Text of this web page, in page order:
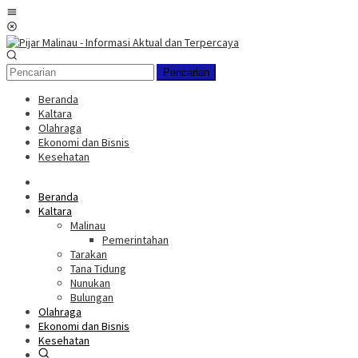
Loncat
ke
konten
Pencarian
Beranda
Kaltara
Olahraga
Ekonomi dan Bisnis
Kesehatan
Beranda
Kaltara
Malinau
Pemerintahan
Tarakan
Tana Tidung
Nunukan
Bulungan
Olahraga
Ekonomi dan Bisnis
Kesehatan